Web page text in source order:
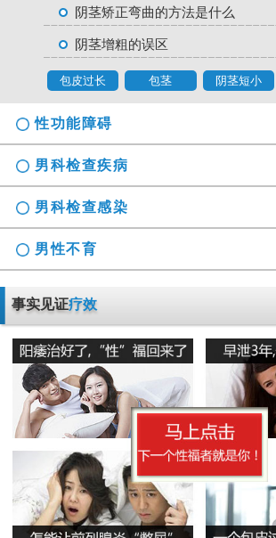
阴茎矫正弯曲的方法是什么
阴茎增粗的误区
包皮过长 包茎 阴茎短小
性功能障碍
勃起时间短硬度不够怎么办
男性阳痿会有哪些危害
早泄要严于律己
阳痿 早泄 不射精
男科检查疾病
男科检查囊肿症状是什么
正确认识男科检查莫“误解”它
男科检查增生会影响性生活吗
男性男科检查灼痛是怎么回事
男科检查 男科检查增生 男科检查痛
男科检查感染
龟头的异味什么导致的
男人睾丸胀痛的原因是什么
精囊炎有哪些危害呢
尿道炎是什么原因导致的
包皮龟头炎 尿道炎 睾丸炎
男性不育
无精症的预防措施要怎么做呢
精子畸形率高的主要原因
弱精症有哪些常见的原因
少精症是又哪些疾病诱发出来的呢
事实见证疗效